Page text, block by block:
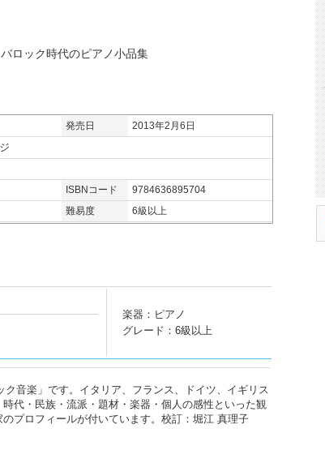
ロック時代のピアノ小品集
発売日
2013年2月6日
ISBNコード
9784636895704
難易度 6級以上
楽器：ピアノ
グレード：6級以上
音楽」です。イタリア、フランス、ドイツ、イギリス
代・民族・流派・題材・楽器・個人の感性といった観
プロフィールが付いています。校訂：堀江 真理子